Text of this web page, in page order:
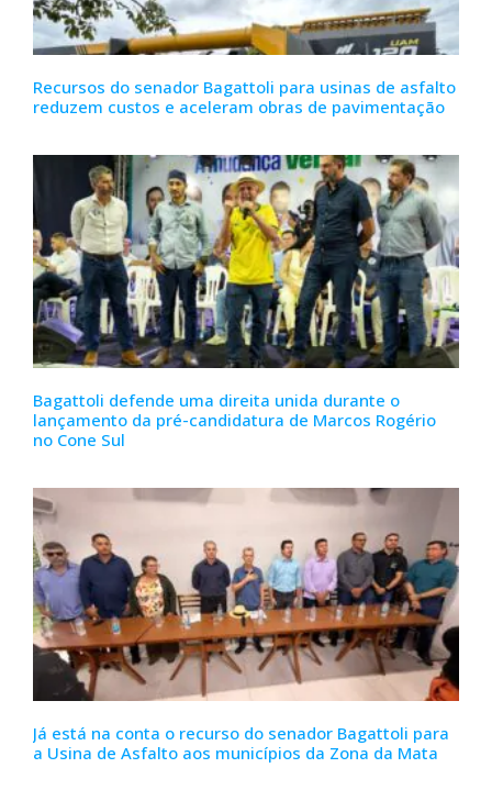
Recursos do senador Bagattoli para usinas de asfalto
reduzem custos e aceleram obras de pavimentação
Bagattoli defende uma direita unida durante o
lançamento da pré-candidatura de Marcos Rogério
no Cone Sul
Já está na conta o recurso do senador Bagattoli para
a Usina de Asfalto aos municípios da Zona da Mata